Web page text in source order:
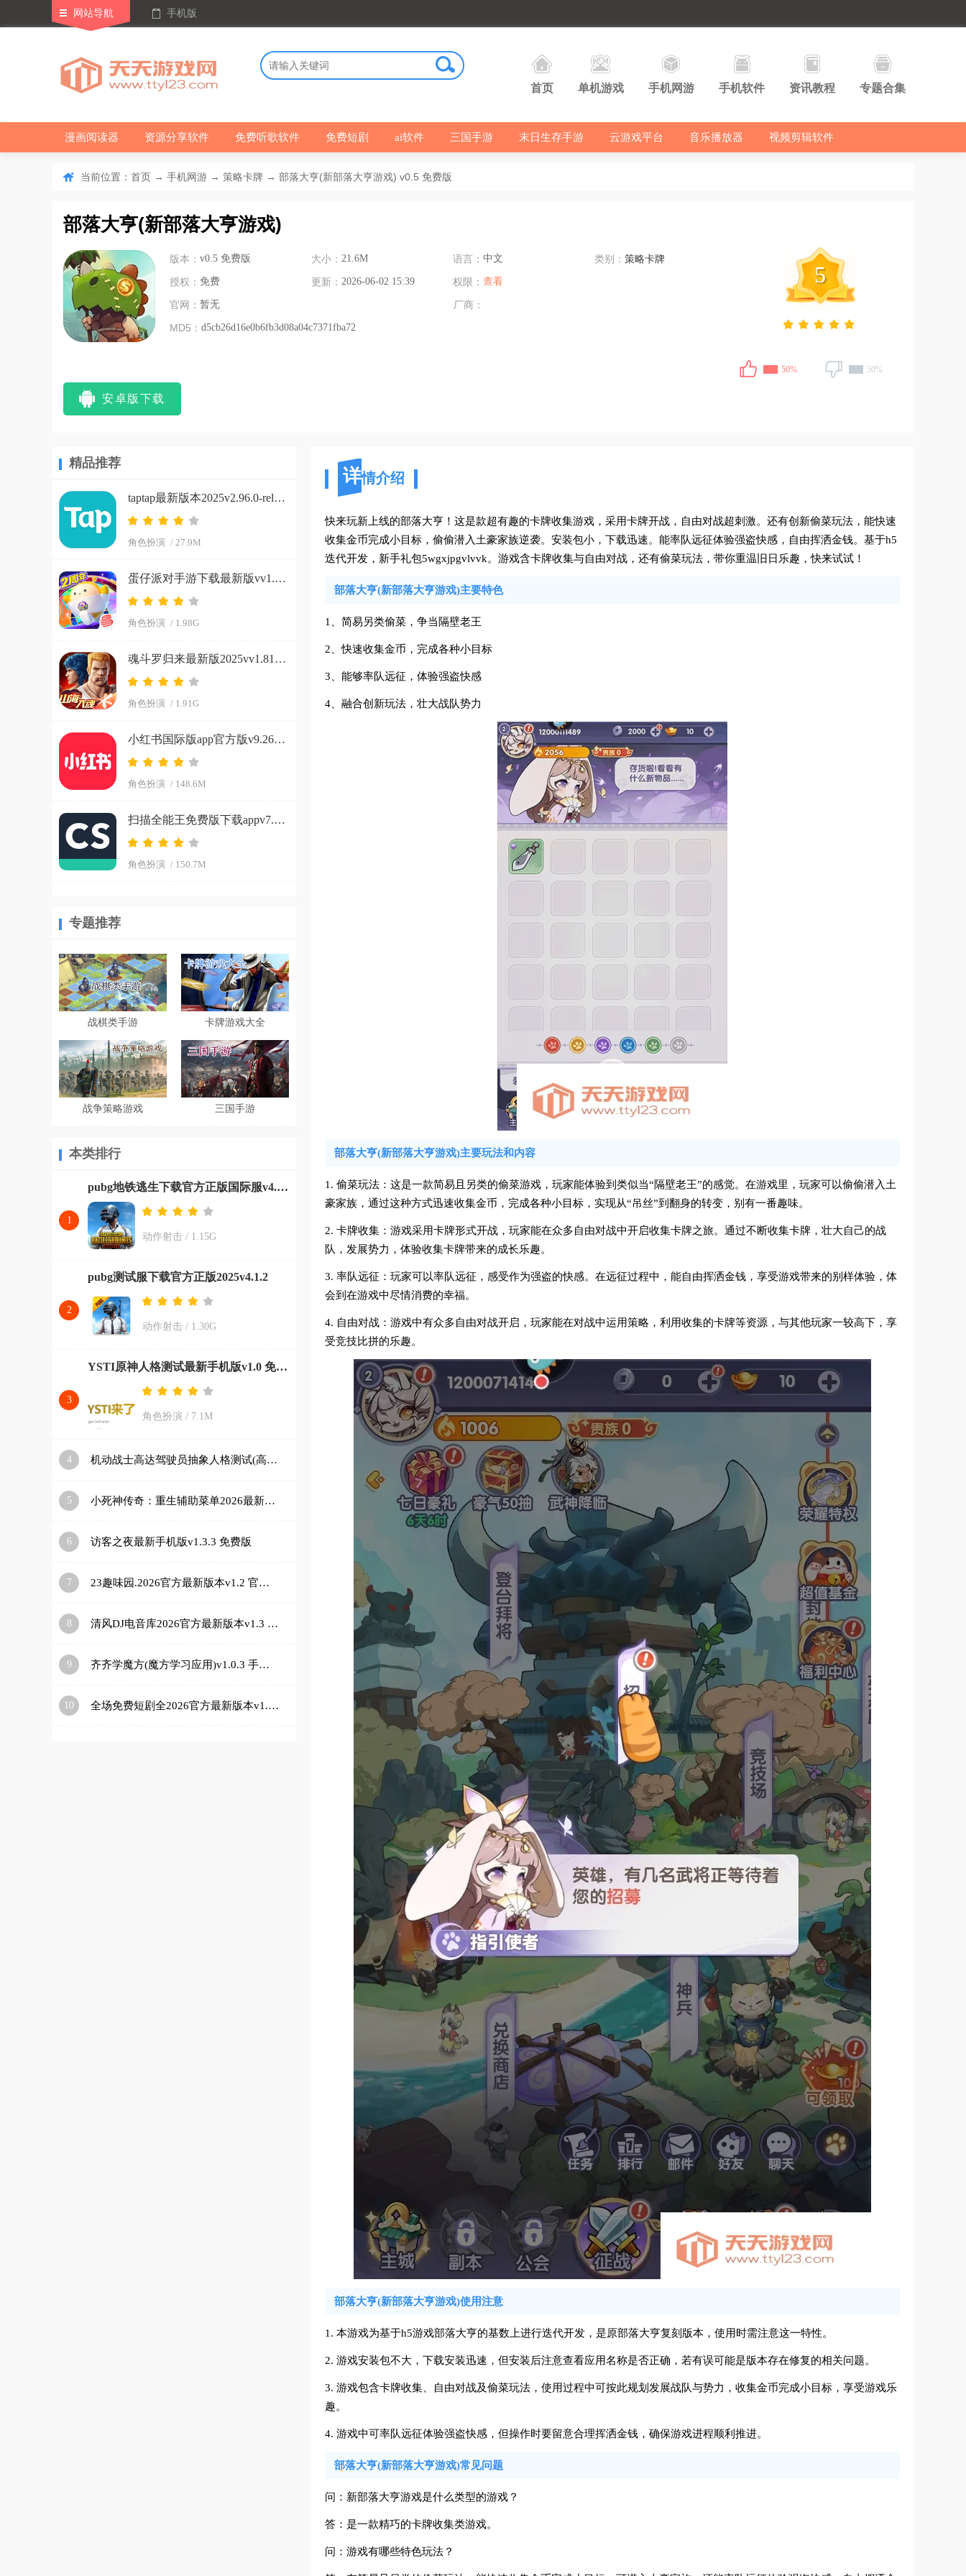
网站导航 手机版
首页 单机游戏 手机网游 手机软件 资讯教程 专题合集
漫画阅读器 资源分享软件 免费听歌软件 免费短剧 ai软件 三国手游 末日生存手游 云游戏平台 音乐播放器 视频剪辑软件
当前位置： 首页 → 手机网游 → 策略卡牌 → 部落大亨(新部落大亨游戏) v0.5 免费版
部落大亨(新部落大亨游戏)
版本： v0.5 免费版 大小： 21.6M 语言： 中文 类别： 策略卡牌
授权： 免费 更新： 2026-06-02 15:39 权限： 查看
官网： 暂无
厂商：
MD5： d5cb26d16e0b6fb3d08a04c7371fba72
安卓版下载
5
50% 50%
精品推荐
taptap最新版本2025v2.96.0-rel#100200-mkt#100300-rel#100000-rel#100100-mkt#100100-rel#100200-mkt#100100 手机版
角色扮演 / 27.9M
蛋仔派对手游下载最新版vv1.0.266 手机版
角色扮演 / 1.98G
魂斗罗归来最新版2025vv1.81.133.8468 官方正版
角色扮演 / 1.91G
小红书国际版app官方版v9.26.0 官方正版
角色扮演 / 148.6M
扫描全能王免费版下载appv7.15.0.2604020000 安卓版
角色扮演 / 150.7M
专题推荐
战棋类手游 卡牌游戏大全
战争策略游戏 三国手游
本类排行
1
pubg地铁逃生下载官方正版国际服v4.0.0
动作射击 / 1.15G
2
pubg测试服下载官方正版2025v4.1.2
动作射击 / 1.30G
3
YSTI原神人格测试最新手机版v1.0 免费版
角色扮演 / 7.1M
4 机动战士高达驾驶员抽象人格测试(高达人格测试app)v1.0 安卓版
5 小死神传奇：重生辅助菜单2026最新版本v1.2.24 免费版
6 访客之夜最新手机版v1.3.3 免费版
7 23趣味园.2026官方最新版本v1.2 官方正版
8 清风DJ电音库2026官方最新版本v1.3 官方正版
9 齐齐学魔方(魔方学习应用)v1.0.3 手机版
10 全场免费短剧全2026官方最新版本v1.0.0 免费版
详情介绍
快来玩新上线的部落大亨！这是款超有趣的卡牌收集游戏，采用卡牌开战，自由对战超刺激。还有创新偷菜玩法，能快速
收集金币完成小目标，偷偷潜入土豪家族逆袭。安装包小，下载迅速。能率队远征体验强盗快感，自由挥洒金钱。基于h5
迭代开发，新手礼包5wgxjpgvlvvk。游戏含卡牌收集与自由对战，还有偷菜玩法，带你重温旧日乐趣，快来试试！
部落大亨(新部落大亨游戏)主要特色
1、简易另类偷菜，争当隔壁老王
2、快速收集金币，完成各种小目标
3、能够率队远征，体验强盗快感
4、融合创新玩法，壮大战队势力
部落大亨(新部落大亨游戏)主要玩法和内容
1. 偷菜玩法：这是一款简易且另类的偷菜游戏，玩家能体验到类似当“隔壁老王”的感觉。在游戏里，玩家可以偷偷潜入土
豪家族，通过这种方式迅速收集金币，完成各种小目标，实现从“吊丝”到翻身的转变，别有一番趣味。
2. 卡牌收集：游戏采用卡牌形式开战，玩家能在众多自由对战中开启收集卡牌之旅。通过不断收集卡牌，壮大自己的战
队，发展势力，体验收集卡牌带来的成长乐趣。
3. 率队远征：玩家可以率队远征，感受作为强盗的快感。在远征过程中，能自由挥洒金钱，享受游戏带来的别样体验，体
会到在游戏中尽情消费的幸福。
4. 自由对战：游戏中有众多自由对战开启，玩家能在对战中运用策略，利用收集的卡牌等资源，与其他玩家一较高下，享
受竞技比拼的乐趣。
部落大亨(新部落大亨游戏)使用注意
1. 本游戏为基于h5游戏部落大亨的基数上进行迭代开发，是原部落大亨复刻版本，使用时需注意这一特性。
2. 游戏安装包不大，下载安装迅速，但安装后注意查看应用名称是否正确，若有误可能是版本存在修复的相关问题。
3. 游戏包含卡牌收集、自由对战及偷菜玩法，使用过程中可按此规划发展战队与势力，收集金币完成小目标，享受游戏乐
趣。
4. 游戏中可率队远征体验强盗快感，但操作时要留意合理挥洒金钱，确保游戏进程顺利推进。
部落大亨(新部落大亨游戏)常见问题
问：新部落大亨游戏是什么类型的游戏？
答：是一款精巧的卡牌收集类游戏。
问：游戏有哪些特色玩法？